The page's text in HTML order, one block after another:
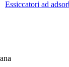
Essiccatori ad